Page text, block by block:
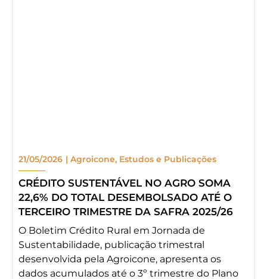
21/05/2026 | Agroicone, Estudos e Publicações
CRÉDITO SUSTENTÁVEL NO AGRO SOMA
22,6% DO TOTAL DESEMBOLSADO ATÉ O
TERCEIRO TRIMESTRE DA SAFRA 2025/26
O Boletim Crédito Rural em Jornada de
Sustentabilidade, publicação trimestral
desenvolvida pela Agroicone, apresenta os
dados acumulados até o 3º trimestre do Plano